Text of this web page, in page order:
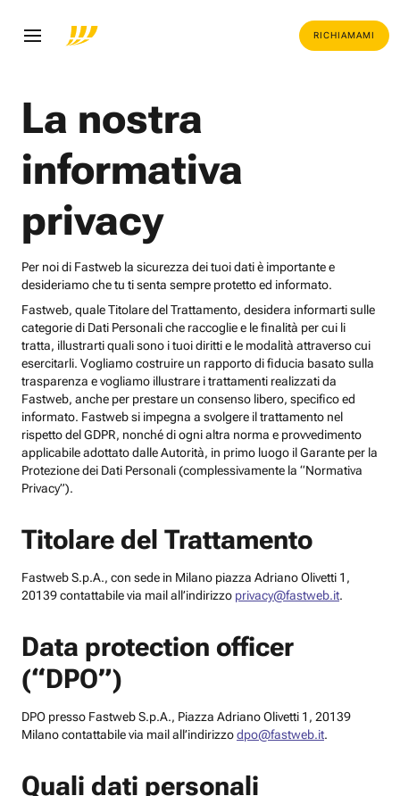
RICHIAMAMI
La nostra
informativa
privacy
Per noi di Fastweb la sicurezza dei tuoi dati è importante e
desideriamo che tu ti senta sempre protetto ed informato.
Fastweb, quale Titolare del Trattamento, desidera informarti sulle
categorie di Dati Personali che raccoglie e le finalità per cui li
tratta, illustrarti quali sono i tuoi diritti e le modalità attraverso cui
esercitarli. Vogliamo costruire un rapporto di fiducia basato sulla
trasparenza e vogliamo illustrare i trattamenti realizzati da
Fastweb, anche per prestare un consenso libero, specifico ed
informato. Fastweb si impegna a svolgere il trattamento nel
rispetto del GDPR, nonché di ogni altra norma e provvedimento
applicabile adottato dalle Autorità, in primo luogo il Garante per la
Protezione dei Dati Personali (complessivamente la “Normativa
Privacy”).
Titolare del Trattamento
Fastweb S.p.A., con sede in Milano piazza Adriano Olivetti 1,
20139 contattabile via mail all’indirizzo privacy@fastweb.it.
Data protection officer
(“DPO”)
DPO presso Fastweb S.p.A., Piazza Adriano Olivetti 1, 20139
Milano contattabile via mail all’indirizzodpo@fastweb.it.
Quali dati personali